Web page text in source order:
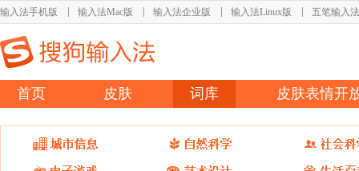
输入法手机版 输入法Mac版 输入法企业版 输入法Linux版 五笔输入法
首页 皮肤 词库 皮肤表情开